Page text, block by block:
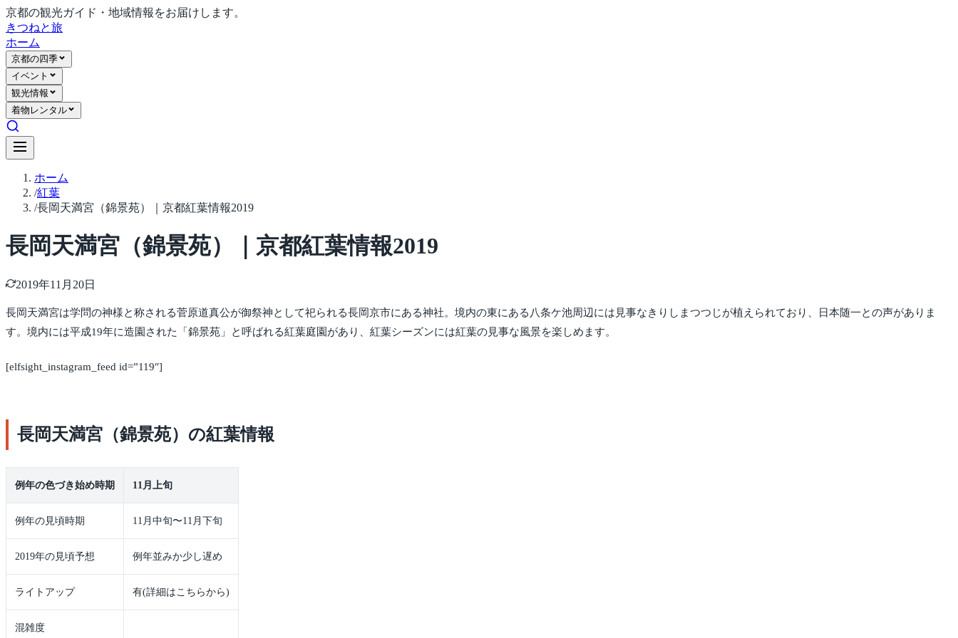
京都の観光ガイド・地域情報をお届けします。
きつねと旅
ホーム
京都の四季
イベント
観光情報
着物レンタル
ホーム
/紅葉
/長岡天満宮（錦景苑）｜京都紅葉情報2019
長岡天満宮（錦景苑）｜京都紅葉情報2019
2019年11月20日
長岡天満宮は学問の神様と称される菅原道真公が御祭神として祀られる長岡京市にある神社。境内の東にある八条ケ池周辺には見事なきりしまつつじが植えられており、日本随一との声がありま
す。境内には平成19年に造園された「錦景苑」と呼ばれる紅葉庭園があり、紅葉シーズンには紅葉の見事な風景を楽しめます。
[elfsight_instagram_feed id=”119″]
長岡天満宮（錦景苑）の紅葉情報
例年の色づき始め時期 11月上旬
例年の見頃時期 11月中旬〜11月下旬
2019年の見頃予想 例年並みか少し遅め
ライトアップ 有(詳細はこちらから)
混雑度